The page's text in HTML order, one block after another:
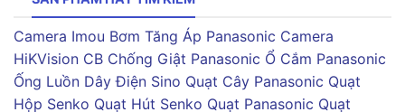
Camera Imou Bơm Tăng Áp Panasonic Camera
HiKVision CB Chống Giật Panasonic Ổ Cắm Panasonic
Ống Luồn Dây Điện Sino Quạt Cây Panasonic Quạt
Hộp Senko Quạt Hút Senko Quạt Panasonic Quạt